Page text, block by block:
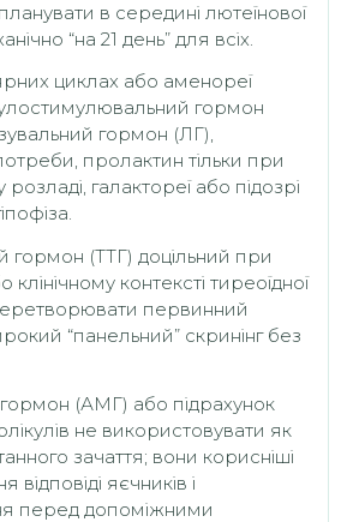
в середині лютеїнової
“на 21 день” для всіх.
циклах або аменореї
гормон
гормон (ЛГ),
пролактин тільки при
галактореї або підозрі
гормон (ТТГ) доцільний при
контексті тиреоїдної
первинний
“панельний” скринінг без
(АМГ) або підрахунок
не використовувати як
зачаття; вони корисніші
відповіді яєчників і
перед допоміжними